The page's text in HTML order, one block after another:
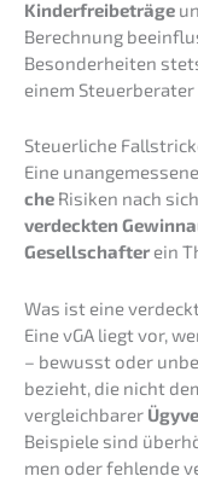
Kinder­frei­be­trä­ge
Berech­nung
Beson­der­hei­ten
einem
Steuer­li­che
Eine unange­mes­se­ne
che Risiken nach
verdeck­ten
Gesell­schaf­ter ein
Was ist eine
Eine vGA liegt vor,
– bewusst oder
bezieht, die nicht
vergleich­ba­rer
Beispie­le sind
men oder fehlen­de